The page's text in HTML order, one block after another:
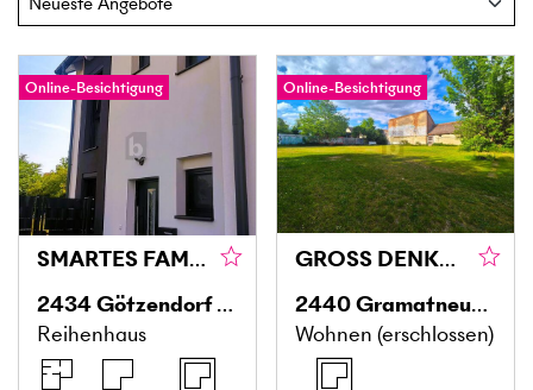
Online-Besichtigung
SMARTES FAMILY HOME MIT HIGH-TECH
2434Götzendorf an der Leitha
Reihenhaus
Online-Besichtigung
GROSS DENKEN, INDIVIDUELL BAUEN
2440Gramatneusiedl
Wohnen (erschlossen)